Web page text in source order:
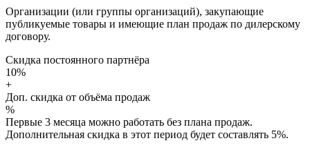
Организации (или группы организаций), закупающие
публикуемые товары и имеющие план продаж по дилерскому
договору.
Скидка постоянного партнёра
10%
+
Доп. скидка от объёма продаж
%
Первые 3 месяца можно работать без плана продаж.
Дополнительная скидка в этот период будет составлять 5%.